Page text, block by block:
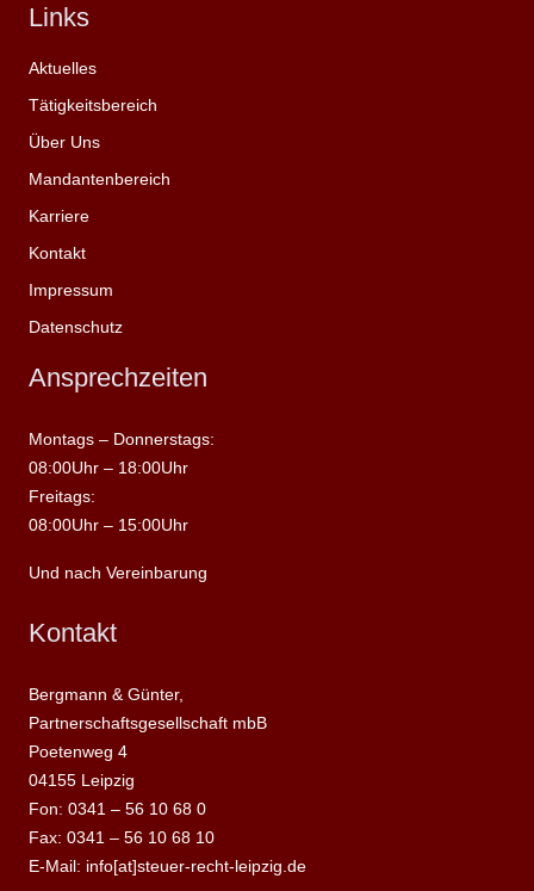
Links
Aktuelles
Tätigkeitsbereich
Über Uns
Mandantenbereich
Karriere
Kontakt
Impressum
Datenschutz
Ansprechzeiten
Montags – Donnerstags:
08:00Uhr – 18:00Uhr
Freitags:
08:00Uhr – 15:00Uhr
Und nach Vereinbarung
Kontakt
Bergmann & Günter,
Partnerschaftsgesellschaft mbB
Poetenweg 4
04155 Leipzig
Fon: 0341 – 56 10 68 0
Fax: 0341 – 56 10 68 10
E-Mail: info[at]steuer-recht-leipzig.de